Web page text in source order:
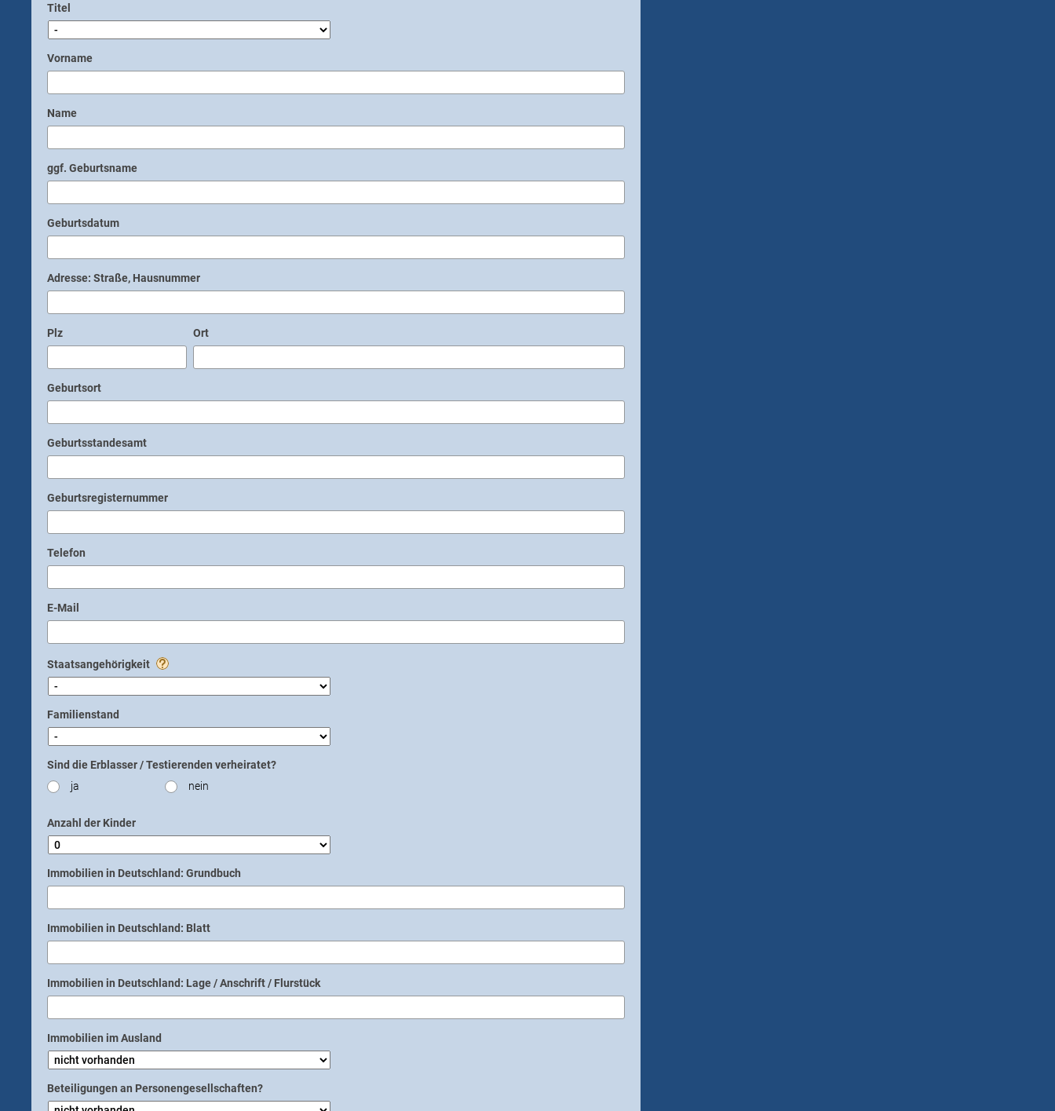
Titel
Vorname
Name
ggf. Geburtsname
Geburtsdatum
Adresse: Straße, Hausnummer
Plz Ort
Geburtsort
Geburtsstandesamt
Geburtsregisternummer
Telefon
E-Mail
Staatsangehörigkeit
Familienstand
Sind die Erblasser / Testierenden verheiratet?
ja
nein
Anzahl der Kinder
Immobilien in Deutschland: Grundbuch
Immobilien in Deutschland: Blatt
Immobilien in Deutschland: Lage / Anschrift / Flurstück
Immobilien im Ausland
Beteiligungen an Personengesellschaften?